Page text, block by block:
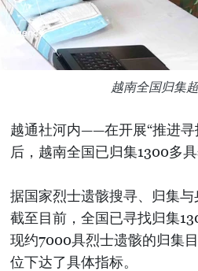
越南全国归集
越通社河内——在开展“推进寻
后，越南全国已归集1300多
据国家烈士遗骸搜寻、归集
截至目前，全国已寻找归集
现约7000具烈士遗骸的归集
位下达了具体指标。